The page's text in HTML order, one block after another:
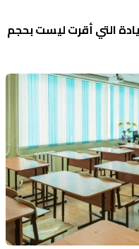
التي أُقرت ليست بحجم